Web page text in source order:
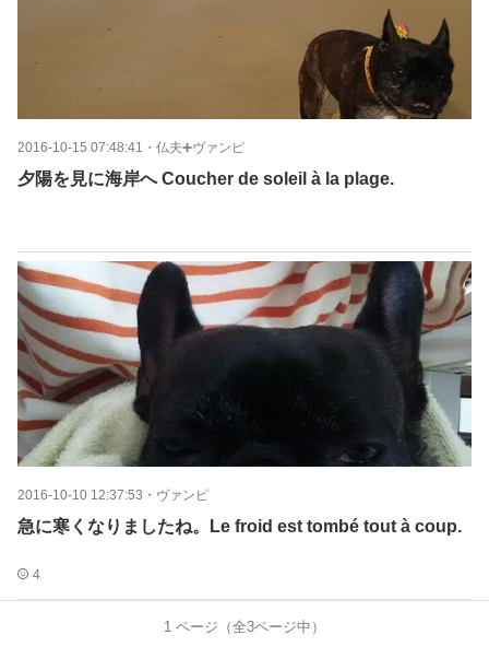
2016-10-15 07:48:41 ・ 仏夫➕ヴァンピ
夕陽を見に海岸へ Coucher de soleil à la plage.
2016-10-10 12:37:53 ・ ヴァンピ
急に寒くなりましたね。Le froid est tombé tout à coup.
4
1 ページ（全3ページ中）